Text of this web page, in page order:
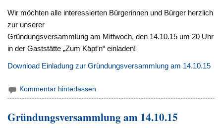
Wir möchten alle interessierten Bürgerinnen und Bürger herzlich
zur unserer
Gründungsversammlung am Mittwoch, den 14.10.15 um 20 Uhr
in der Gaststätte „Zum Käpt’n“ einladen!
Download Einladung zur Gründungsversammlung am 14.10.15
Kommentar hinterlassen
Gründungsversammlung am 14.10.15